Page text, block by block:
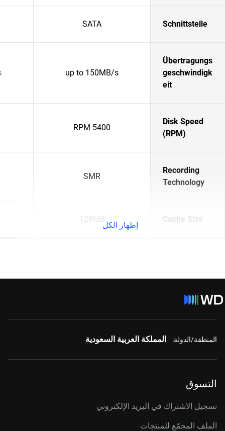
Schnittstelle
SATA
Übertragungs
geschwindigk
eit
up to 150MB/s
Disk Speed
(RPM)
5400 RPM
Recording
Technology
SMR
Cache Size
128MB
إظهار الكل
المنطقة/الدولة: المملكة العربية السعودية
التسوق
تسجيل الاشتراك في البريد الإلكتروني
الملف المجمّع للمنتجات